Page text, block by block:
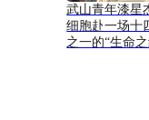
武山青年漆星
细胞赴一场十
之一的“生命